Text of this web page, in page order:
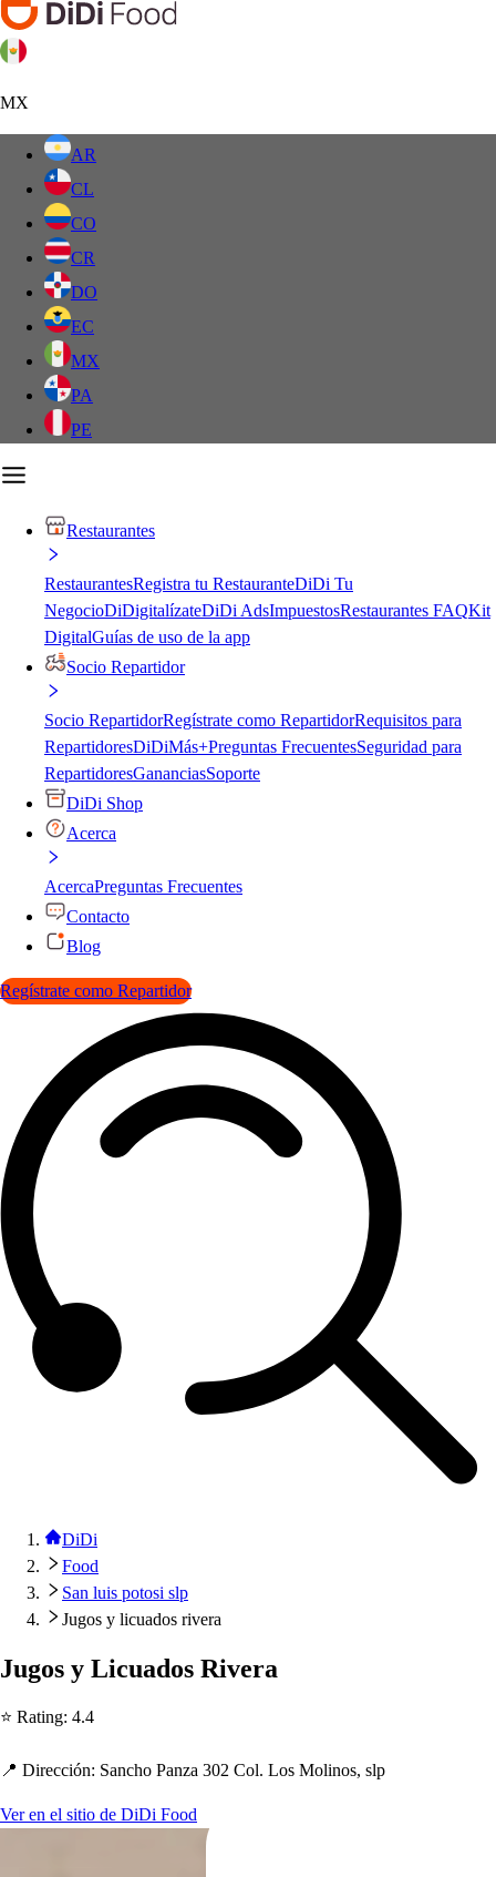
MX
AR
CL
CO
CR
DO
EC
MX
PA
PE
Restaurantes
RestaurantesRegistra tu RestauranteDiDi Tu
NegocioDiDigitalízateDiDi AdsImpuestosRestaurantes FAQKit
DigitalGuías de uso de la app
Socio Repartidor
Socio RepartidorRegístrate como RepartidorRequisitos para
RepartidoresDiDiMás+Preguntas FrecuentesSeguridad para
RepartidoresGananciasSoporte
DiDi Shop
Acerca
AcercaPreguntas Frecuentes
Contacto
Blog
Regístrate como Repartidor
DiDi
Food
San luis potosi slp
Jugos y licuados rivera
Jugos y Licuados Rivera
⭐ Rating: 4.4
📍 Dirección: Sancho Panza 302 Col. Los Molinos, slp
Ver en el sitio de DiDi Food